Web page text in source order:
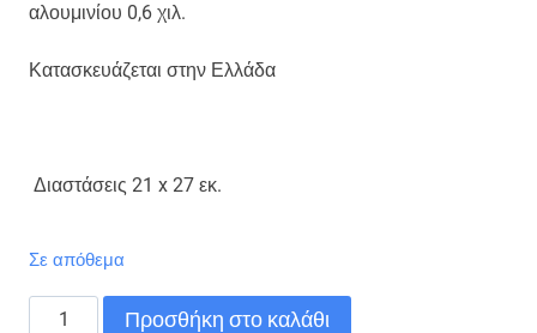
αλουμινίου 0,6 χιλ.
Κατασκευάζεται στην Ελλάδα
Διαστάσεις 21 x 27 εκ.
Σε απόθεμα
ΧΕΛΙΔΟΝΙ
Προσθήκη στο καλάθι